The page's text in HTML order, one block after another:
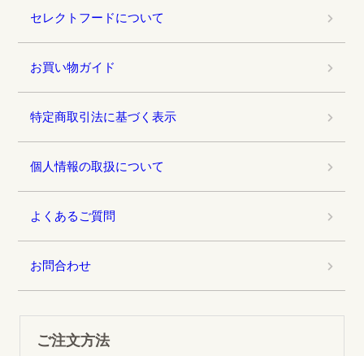
セレクトフードについて
お買い物ガイド
特定商取引法に基づく表示
個人情報の取扱について
よくあるご質問
お問合わせ
ご注文方法